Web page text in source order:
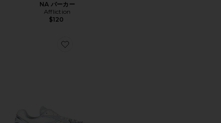
NA パーカー
Affliction
$120
Favorite GT-2160 スニーカー